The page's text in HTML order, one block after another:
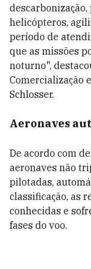
helicópteros,
período de
que as missões
noturno",
Comercialização
Schlosser.
Aeronaves
De acordo com
aeronaves não
pilotadas,
classificação, as
conhecidas e
fases do voo.